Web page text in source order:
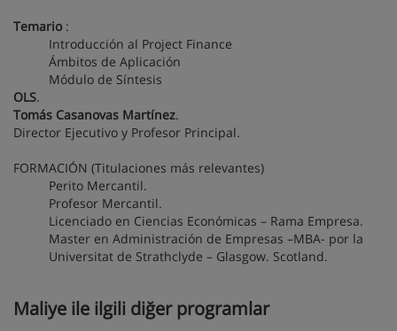
Temario :
Introducción al Project Finance
Ámbitos de Aplicación
Módulo de Síntesis
OLS.
Tomás Casanovas Martínez.
Director Ejecutivo y Profesor Principal.
FORMACIÓN (Titulaciones más relevantes)
Perito Mercantil.
Profesor Mercantil.
Licenciado en Ciencias Económicas – Rama Empresa.
Master en Administración de Empresas –MBA- por la
Universitat de Strathclyde – Glasgow. Scotland.
Maliye ile ilgili diğer programlar